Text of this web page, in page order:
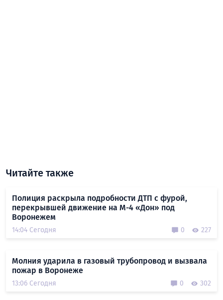
Читайте также
Полиция раскрыла подробности ДТП с фурой,
перекрывшей движение на М-4 «Дон» под
Воронежем
14:04 Сегодня 0 227
Молния ударила в газовый трубопровод и вызвала
пожар в Воронеже
13:06 Сегодня 0 302